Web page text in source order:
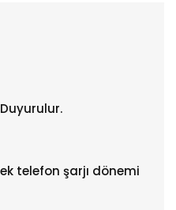
telefon şarjı dönemi